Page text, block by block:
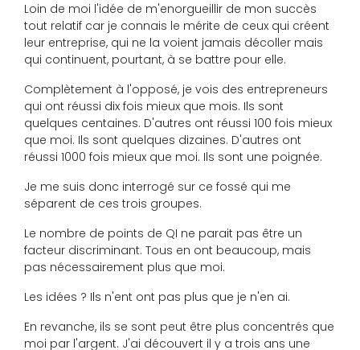
Loin de moi l'idée de m'enorgueillir de mon succès
tout relatif car je connais le mérite de ceux qui créent
leur entreprise, qui ne la voient jamais décoller mais
qui continuent, pourtant, à se battre pour elle.
Complètement à l'opposé, je vois des entrepreneurs
qui ont réussi dix fois mieux que mois. Ils sont
quelques centaines. D'autres ont réussi 100 fois mieux
que moi. Ils sont quelques dizaines. D'autres ont
réussi 1000 fois mieux que moi. Ils sont une poignée.
Je me suis donc interrogé sur ce fossé qui me
séparent de ces trois groupes.
Le nombre de points de QI ne parait pas être un
facteur discriminant. Tous en ont beaucoup, mais
pas nécessairement plus que moi.
Les idées ? Ils n'ent ont pas plus que je n'en ai.
En revanche, ils se sont peut être plus concentrés que
moi par l'argent. J'ai découvert il y a trois ans une